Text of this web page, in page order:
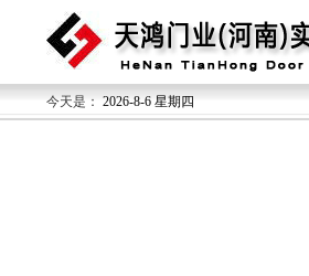
今天是： 2026-8-6 星期四